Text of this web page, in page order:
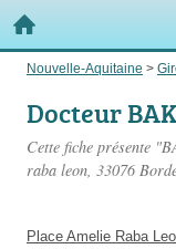
Nouvelle-Aquitaine >
Docteur
Cette fiche présente
raba leon, 33076
Place Amelie Raba